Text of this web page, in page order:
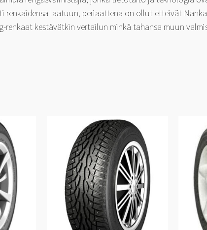
renkaidensa laatuun, periaattena on ollut etteivät
kestävätkin vertailun minkä tahansa muun